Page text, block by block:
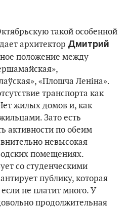
такой особенной
архитектор Дмитрий
положение между
»,
», «Плошча Леніна».
транспорта как
жилых домов и, как
Зато есть
активности по обеим
невысокая
помещениях.
со студенческими
публику, которая
не платит много. У
продолжительная